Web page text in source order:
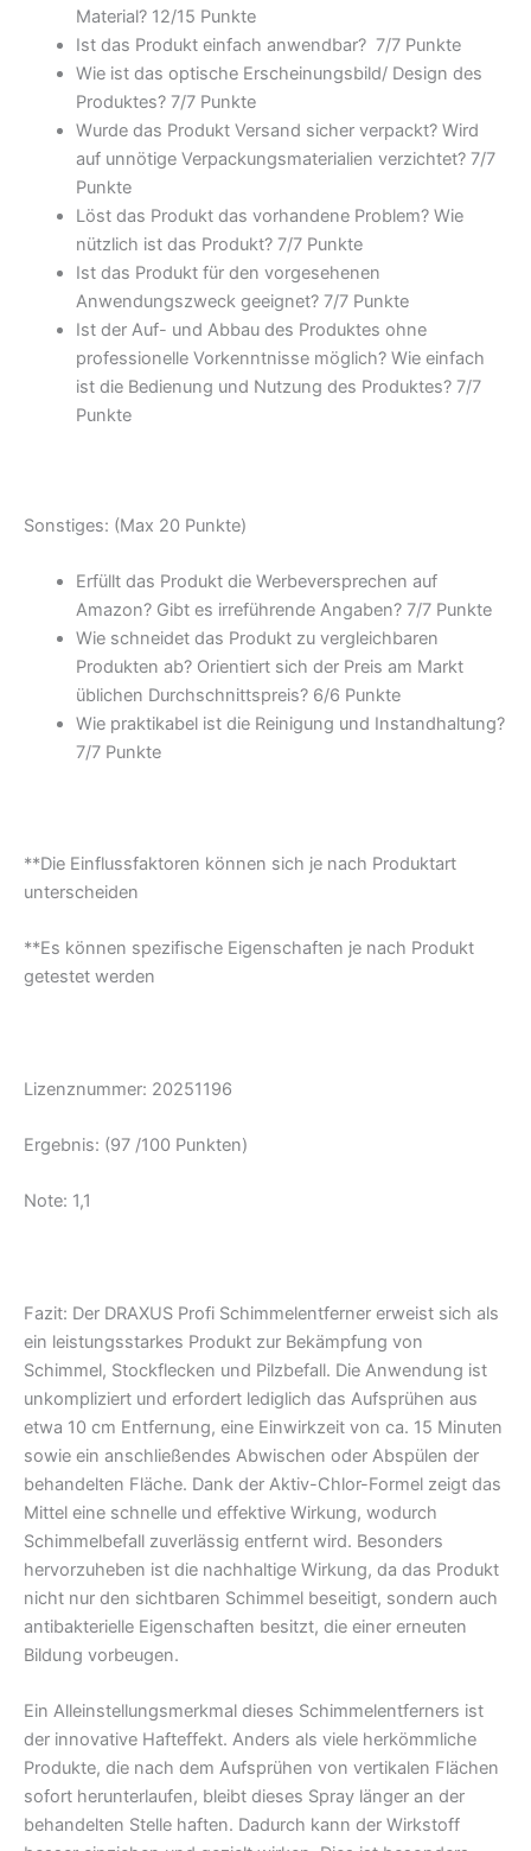
Material? 12/15 Punkte
Ist das Produkt einfach anwendbar? 7/7 Punkte
Wie ist das optische Erscheinungsbild/ Design des
Produktes? 7/7 Punkte
Wurde das Produkt Versand sicher verpackt? Wird
auf unnötige Verpackungsmaterialien verzichtet? 7/7
Punkte
Löst das Produkt das vorhandene Problem? Wie
nützlich ist das Produkt? 7/7 Punkte
Ist das Produkt für den vorgesehenen
Anwendungszweck geeignet? 7/7 Punkte
Ist der Auf- und Abbau des Produktes ohne
professionelle Vorkenntnisse möglich? Wie einfach
ist die Bedienung und Nutzung des Produktes? 7/7
Punkte
Sonstiges: (Max 20 Punkte)
Erfüllt das Produkt die Werbeversprechen auf
Amazon? Gibt es irreführende Angaben? 7/7 Punkte
Wie schneidet das Produkt zu vergleichbaren
Produkten ab? Orientiert sich der Preis am Markt
üblichen Durchschnittspreis? 6/6 Punkte
Wie praktikabel ist die Reinigung und Instandhaltung?
7/7 Punkte
**Die Einflussfaktoren können sich je nach Produktart
unterscheiden
**Es können spezifische Eigenschaften je nach Produkt
getestet werden
Lizenznummer: 20251196
Ergebnis: (97 /100 Punkten)
Note: 1,1
Fazit: Der DRAXUS Profi Schimmelentferner erweist sich als
ein leistungsstarkes Produkt zur Bekämpfung von
Schimmel, Stockflecken und Pilzbefall. Die Anwendung ist
unkompliziert und erfordert lediglich das Aufsprühen aus
etwa 10 cm Entfernung, eine Einwirkzeit von ca. 15 Minuten
sowie ein anschließendes Abwischen oder Abspülen der
behandelten Fläche. Dank der Aktiv-Chlor-Formel zeigt das
Mittel eine schnelle und effektive Wirkung, wodurch
Schimmelbefall zuverlässig entfernt wird. Besonders
hervorzuheben ist die nachhaltige Wirkung, da das Produkt
nicht nur den sichtbaren Schimmel beseitigt, sondern auch
antibakterielle Eigenschaften besitzt, die einer erneuten
Bildung vorbeugen.
Ein Alleinstellungsmerkmal dieses Schimmelentferners ist
der innovative Hafteffekt. Anders als viele herkömmliche
Produkte, die nach dem Aufsprühen von vertikalen Flächen
sofort herunterlaufen, bleibt dieses Spray länger an der
behandelten Stelle haften. Dadurch kann der Wirkstoff